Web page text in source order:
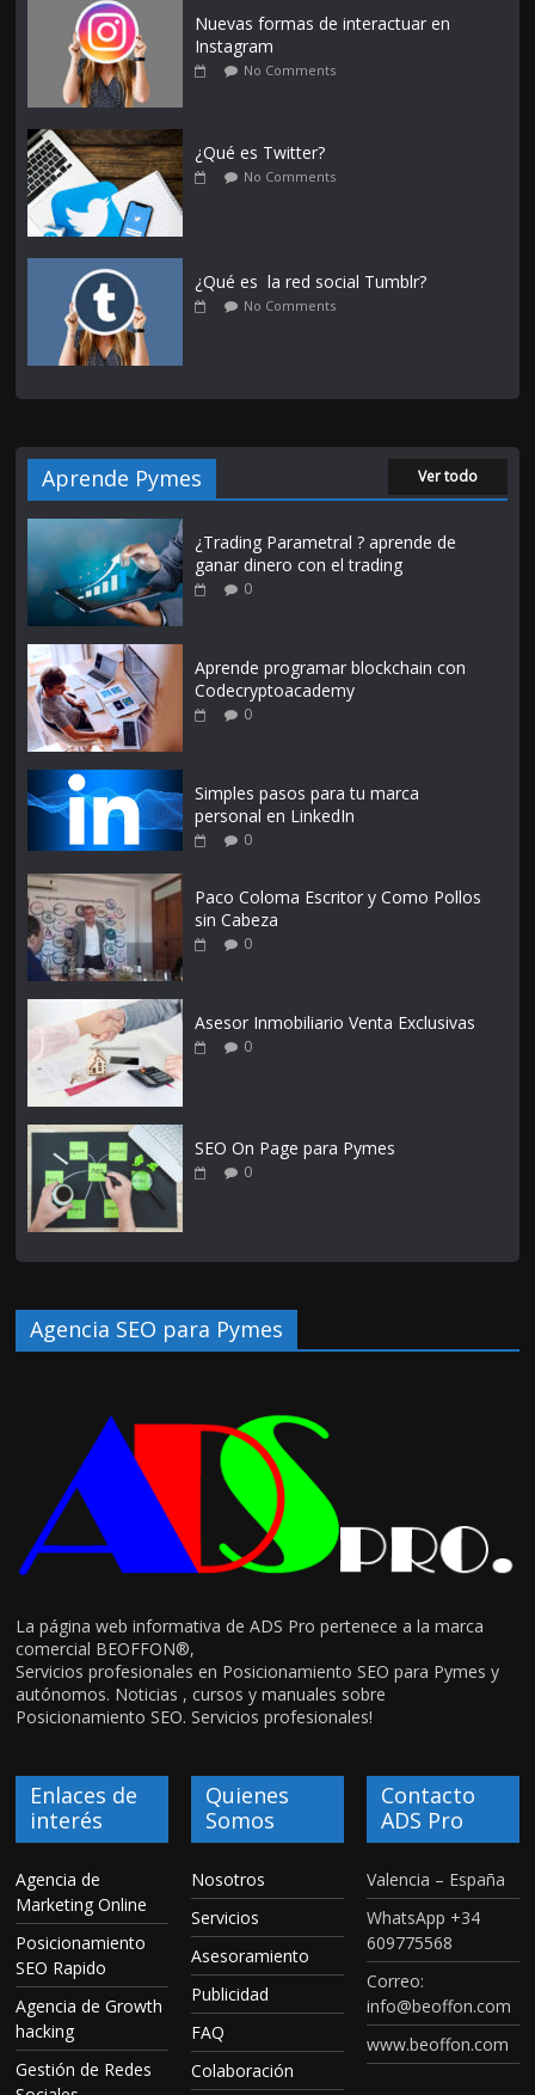
Nuevas formas de interactuar en
Instagram
No Comments
¿Qué es Twitter?
No Comments
¿Qué es la red social Tumblr?
No Comments
Aprende Pymes Ver todo
¿Trading Parametral ? aprende de
ganar dinero con el trading
0
Aprende programar blockchain con
Codecryptoacademy
0
Simples pasos para tu marca
personal en LinkedIn
0
Paco Coloma Escritor y Como Pollos
sin Cabeza
0
Asesor Inmobiliario Venta Exclusivas
0
SEO On Page para Pymes
0
Agencia SEO para Pymes
La página web informativa de ADS Pro pertenece a la marca
comercial BEOFFON®,
Servicios profesionales en Posicionamiento SEO para Pymes y
autónomos. Noticias , cursos y manuales sobre
Posicionamiento SEO. Servicios profesionales!
Enlaces de
interés
Agencia de
Marketing Online
Posicionamiento
SEO Rapido
Agencia de Growth
hacking
Gestión de Redes
Quienes
Somos
Nosotros
Servicios
Asesoramiento
Publicidad
FAQ
Colaboración
Contacto
ADS Pro
Valencia – España
WhatsApp +34
609775568
Correo:
info@beoffon.com
www.beoffon.com